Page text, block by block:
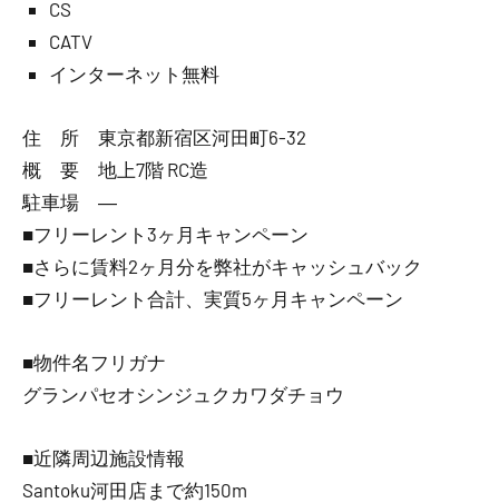
CS
CATV
インターネット無料
住 所 東京都新宿区河田町6-32
概 要 地上7階 RC造
駐車場 ―
■フリーレント3ヶ月キャンペーン
■さらに賃料2ヶ月分を弊社がキャッシュバック
■フリーレント合計、実質5ヶ月キャンペーン
■物件名フリガナ
グランパセオシンジュクカワダチョウ
■近隣周辺施設情報
Santoku河田店まで約150m